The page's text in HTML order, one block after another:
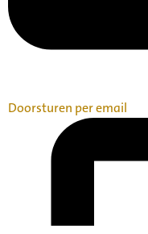
Doorsturen per email